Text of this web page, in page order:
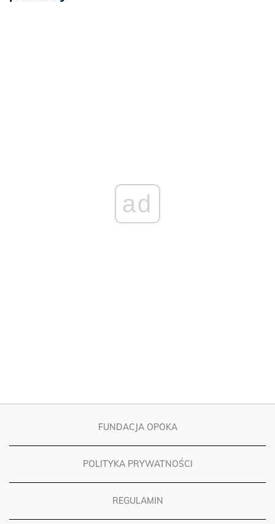
FUNDACJA OPOKA
POLITYKA PRYWATNOŚCI
REGULAMIN